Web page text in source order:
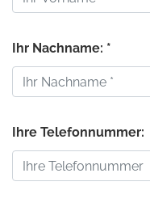
Ihr Nachname: *
Ihre Telefonnummer: